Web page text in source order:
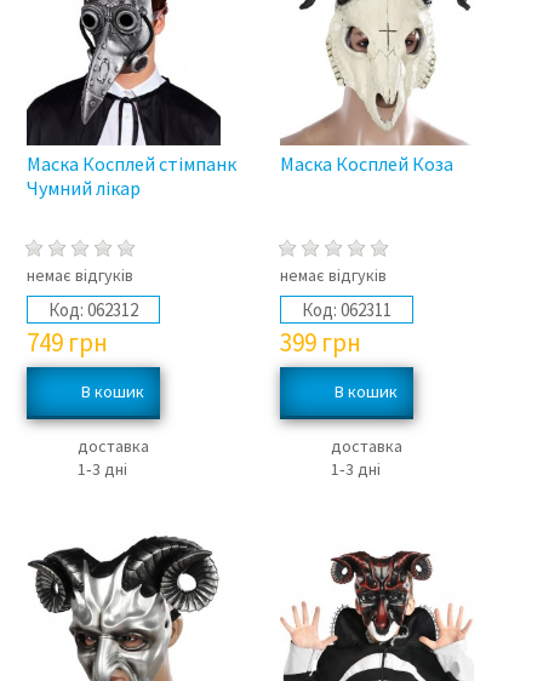
Маска Косплей стімпанк
Чумний лікар
немає відгуків
Код: 062312
749 грн
доставка
1‑3 дні
Маска Косплей Коза
немає відгуків
Код: 062311
399 грн
доставка
1‑3 дні